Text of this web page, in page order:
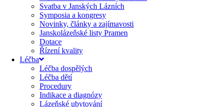
Svatba v Janských Lázních
Symposia a kongresy
Novinky, články a zajímavosti
Janskolázeňské listy Pramen
Dotace
Řízení kvality
Léčba
Léčba dospělých
Léčba dětí
Procedury
Indikace a diagnózy
Lázeňské ubytování